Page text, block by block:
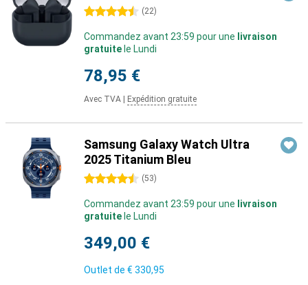
4.5 étoiles (22)
Commandez avant 23:59 pour une livraison
gratuite le Lundi
78,95 €
Avec TVA Expédition gratuite
Samsung Galaxy Watch Ultra
2025 Titanium Bleu
4.5 étoiles (53)
Commandez avant 23:59 pour une livraison
gratuite le Lundi
349,00 €
Outlet de € 330,95